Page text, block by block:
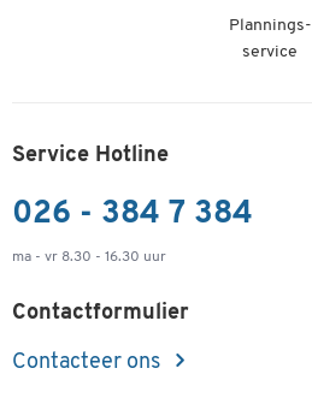
Plannings-
service
Service Hotline
026 - 384 7 384
ma - vr 8.30 - 16.30 uur
Contactformulier
Contacteer ons